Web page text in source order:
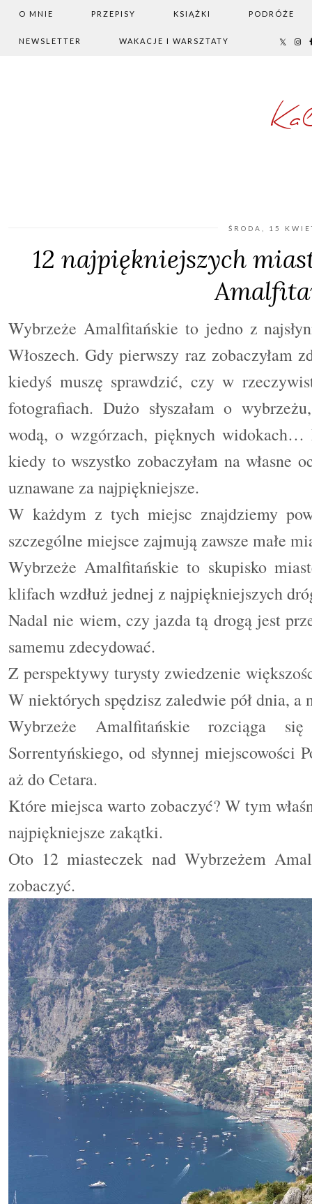
O MNIE PRZEPISY KSIĄŻKI PODRÓŻE
NEWSLETTER WAKACJE I WARSZTATY
ŚRODA, 15
12 najpiękniejszych
Wybrzeże Amalfitańskie to jedno z
Włoszech. Gdy pierwszy raz zobaczyłam
kiedyś muszę sprawdzić, czy w
fotografiach. Dużo słyszałam o
wodą, o wzgórzach, pięknych
kiedy to wszystko zobaczyłam na
uznawane za najpiękniejsze.
W każdym z tych miejsc znajdziemy
szczególne miejsce zajmujązawsze małe
Wybrzeże Amalfitańskie to skupisko
klifach wzdłuż jednej z najpiękniejszych
Nadal nie wiem, czy jazda tą drogą jest
samemu zdecydować.
Z perspektywy turysty zwiedzenie
W niektórych spędzisz zaledwie pół dnia,
Wybrzeże Amalfitańskierozciąga
Sorrentyńskiego, od słynnej miejscowości
aż do Cetara.
Które miejsca warto zobaczyć? W tym
najpiękniejsze zakątki.
Oto 12 miasteczek nad Wybrzeżem
zobaczyć.